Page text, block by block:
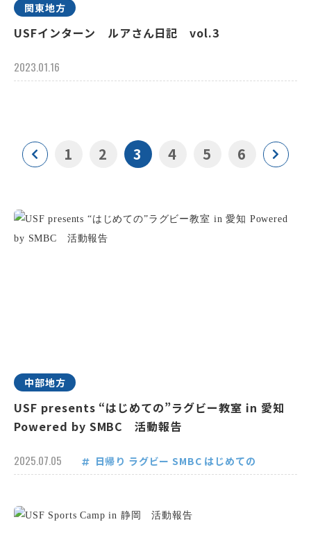
関東地方
USFインターン ルアさん日記 vol.3
2023.01.16
1 2 3 4 5 6
中部地方
USF presents “はじめての”ラグビー教室 in 愛知
Powered by SMBC 活動報告
2025.07.05 日帰り ラグビー SMBC はじめての